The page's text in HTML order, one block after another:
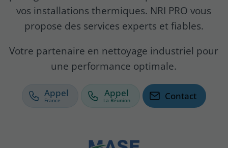
vos installations thermiques. NRI PRO vous
propose des services experts et fiables.
Votre partenaire en nettoyage industriel pour
une performance optimale.
Appel Appel Contact